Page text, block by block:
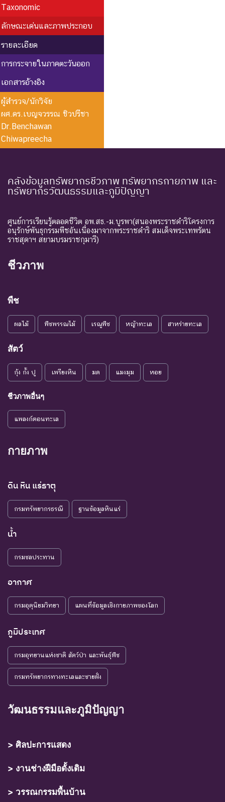
Taxonomic
ลักษณะเด่นและภาพประกอบ
รายละเอียด
การกระจายในภาคตะวันออก
เอกสารอ้างอิง
ผู้สำรวจ/นักวิจัย
ผศ.ดร.เบญจวรรณ ชิวปรีชา
Dr.Benchawan
Chiwapreecha
คลังข้อมูลทรัพยากรชีวภาพ ทรัพยากรกายภาพ และ
ทรัพยากรวัฒนธรรมและภูมิปัญญา
ศูนย์การเรียนรู้ตลอดชีวิต อพ.สธ.-ม.บูรพา(สนองพระราชดำริโครงการ
อนุรักษ์พันธุกรรมพืชอันเนื่องมาจากพระราชดำริ สมเด็จพระเทพรัตน
ราชสุดาฯ สยามบรมราชกุมารี)
ชีวภาพ
พืช
ผลไม้ พืชพรรณไม้ เรณูพืช หญ้าทะเล สาหร่ายทะเล
สัตว์
กุ้ง กั้ง ปู เพรียงหิน มด แมงมุม หอย
ชีวภาพอื่นๆ
แพลงก์ตอนทะเล
กายภาพ
ดิน หิน แร่ธาตุ
กรมทรัพยากรธรณี ฐานข้อมูลหินแร่
น้ำ
กรมชลประทาน
อากาศ
กรมอุตุนิยมวิทยา แผนที่ข้อมูลเชิงกายภาพของโลก
ภูมิประเทศ
กรมอุทยานแห่งชาติ สัตว์ป่า และพันธุ์พืช
กรมทรัพยากรทางทะเลและชายฝั่ง
วัฒนธรรมและภูมิปัญญา
> ศิลปะการแสดง
> งานช่างฝีมือดั้งเดิม
> วรรณกรรมพื้นบ้าน